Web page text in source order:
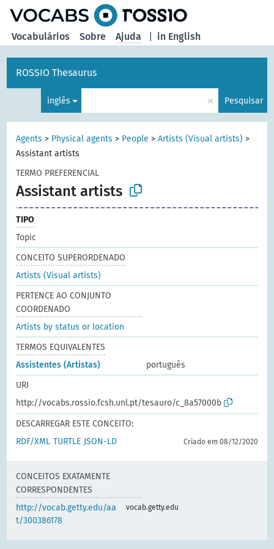
in English
Vocabulários Sobre Ajuda
ROSSIO Thesaurus
inglês × Pesquisar
Agents > Physical agents > People >Artists (Visual artists) >
Assistant artists
TERMO PREFERENCIAL
Assistant artists
TIPO
Topic
CONCEITO SUPERORDENADO
Artists (Visual artists)
PERTENCE AO CONJUNTO
COORDENADO
Artists by status or location
TERMOS EQUIVALENTES
Assistentes (Artistas)
português
URI
http://vocabs.rossio.fcsh.unl.pt/tesauro/c_8a57000b
DESCARREGAR ESTE CONCEITO:
RDF/XML TURTLE JSON-LD Criado em 08/12/2020
CONCEITOS EXATAMENTE
CORRESPONDENTES
http://vocab.getty.edu/aa
t/300386178
vocab.getty.edu